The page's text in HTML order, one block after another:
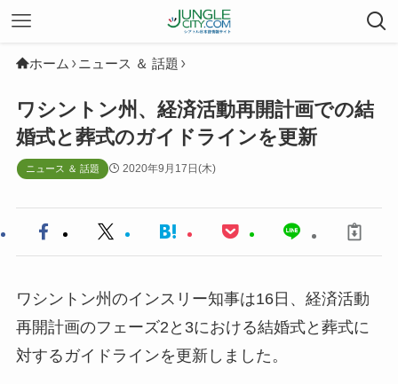
ホーム ニュース ＆ 話題
ワシントン州、経済活動再開計画での結
婚式と葬式のガイドラインを更新
ニュース ＆ 話題 2020年9月17日(木)
ワシントン州のインスリー知事は16日、経済活動
再開計画のフェーズ2と3における結婚式と葬式に
対するガイドラインを更新しました。